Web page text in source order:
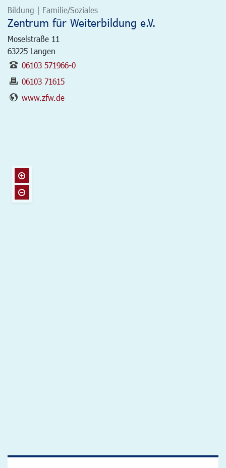
Bildung | Familie/Soziales
Zentrum für Weiterbildung e.V.
Moselstraße 11
63225 Langen
06103 571966-0
06103 71615
www.zfw.de